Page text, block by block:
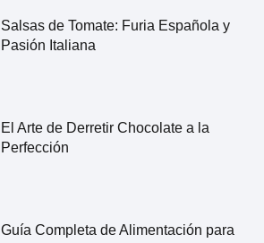
Salsas de Tomate: Furia Española y
Pasión Italiana
El Arte de Derretir Chocolate a la
Perfección
Guía Completa de Alimentación para